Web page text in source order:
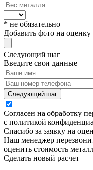
* не обязательно
Добавить фото на оценку
Следующий шаг
Введите свои данные
Следующий шаг
Согласен на обработку
с политикой
Спасибо за заявку на
Наш менеджер
оценить стоимость
Сделать новый расчет